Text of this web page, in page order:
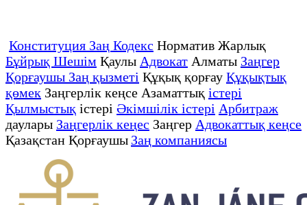
Конституция Заң Кодекс Норматив Жарлық
Бұйрық Шешім Қаулы Адвокат Алматы Заңгер
Қорғаушы Заң қызметі Құқық қорғау Құқықтық
қөмек Заңгерлік кеңсе Азаматтық істері
Қылмыстық істері Әкімшілік істері Арбитраж
даулары Заңгерлік кеңес Заңгер Адвокаттық кеңсе
Қазақстан Қорғаушы Заң компаниясы